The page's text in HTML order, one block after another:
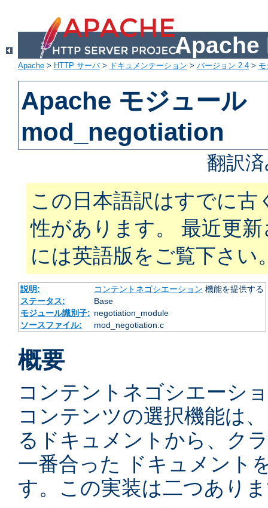
Apache
Apache > HTTP サーバ> ドキュメンテーション > バージョン 2.4 >
Apache モジュール
mod_negotiation
翻訳
この日本語訳はすでに古
性があります。 最近更
には英語版をご覧下さい
説明: コンテントネゴシエーション 機能を提供する
ステータス:
Base
モジュール識別子: negotiation_module
ソースファイル:
mod_negotiation.c
概要
コンテントネゴシエーシ
コンテンツの選択機能は
るドキュメントから、ク
一番合った ドキュメント
す。この実装は二つあり